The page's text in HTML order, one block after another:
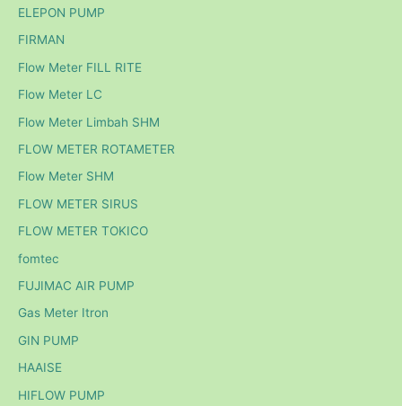
ELEPON PUMP
FIRMAN
Flow Meter FILL RITE
Flow Meter LC
Flow Meter Limbah SHM
FLOW METER ROTAMETER
Flow Meter SHM
FLOW METER SIRUS
FLOW METER TOKICO
fomtec
FUJIMAC AIR PUMP
Gas Meter Itron
GIN PUMP
HAAISE
HIFLOW PUMP